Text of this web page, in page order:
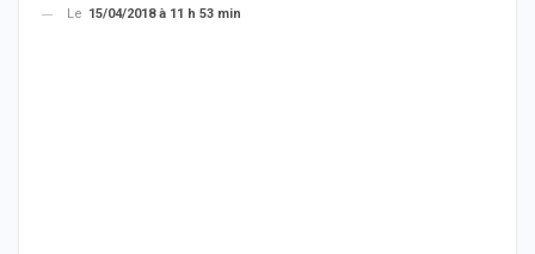
Le 15/04/2018 à 11 h 53 min